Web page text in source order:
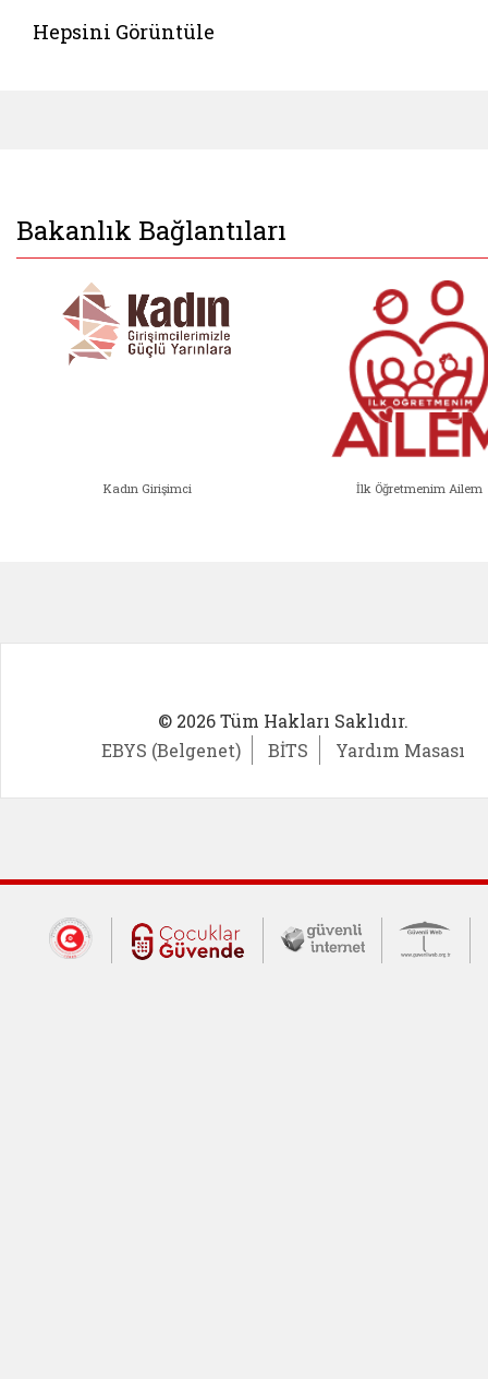
Hepsini Görüntüle
Bakanlık Bağlantıları
Kadın Girişimci İlk Öğretmenim Ailem
© 2026 Tüm Hakları Saklıdır.
EBYS (Belgenet)
BİTS Yardım Masası
Dış Bağlantılar
Cumhurbaşkanlığı İletişim Merkezi
Çocuklar Güvende (yeni
Güvenli